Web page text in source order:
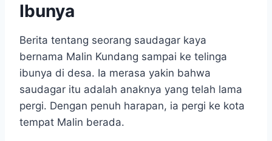
Ibunya
Berita tentang seorang saudagar kaya
bernama Malin Kundang sampai ke telinga
ibunya di desa. Ia merasa yakin bahwa
saudagar itu adalah anaknya yang telah lama
pergi. Dengan penuh harapan, ia pergi ke kota
tempat Malin berada.